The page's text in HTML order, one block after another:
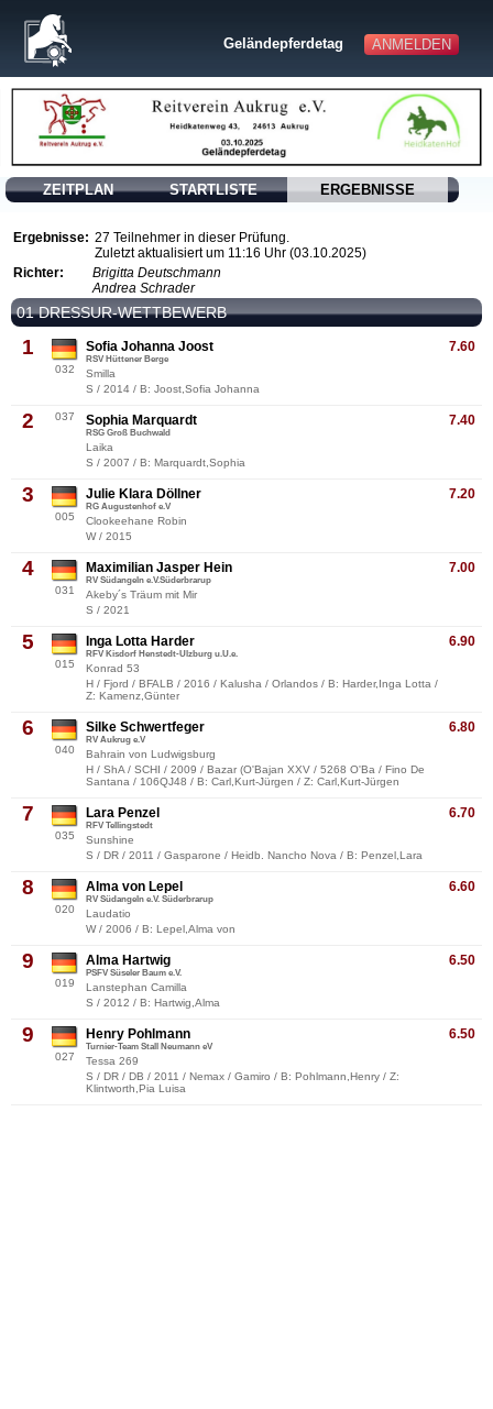
ANMELDEN
Geländepferdetag
ZEITPLAN STARTLISTE ERGEBNISSE
Ergebnisse: 27 Teilnehmer in dieser Prüfung.
Zuletzt aktualisiert um 11:16 Uhr (03.10.2025)
Richter:
Brigitta Deutschmann
Andrea Schrader
01 DRESSUR-WETTBEWERB
1
032
7.60
Sofia Johanna Joost
RSV Hüttener Berge
Smilla
S / 2014 / B: Joost,Sofia Johanna
2 037 7.40
Sophia Marquardt
RSG Groß Buchwald
Laika
S / 2007 / B: Marquardt,Sophia
3
005
7.20
Julie Klara Döllner
RG Augustenhof e.V
Clookeehane Robin
W / 2015
4
031
7.00
Maximilian Jasper Hein
RV Südangeln e.V.Süderbrarup
Akeby´s Träum mit Mir
S / 2021
5
015
6.90
Inga Lotta Harder
RFV Kisdorf Henstedt-Ulzburg u.U.e.
Konrad 53
H / Fjord / BFALB / 2016 / Kalusha / Orlandos / B: Harder,Inga Lotta /
Z: Kamenz,Günter
6
040
6.80
Silke Schwertfeger
RV Aukrug e.V
Bahrain von Ludwigsburg
H / ShA / SCHI / 2009 / Bazar (O'Bajan XXV / 5268 O'Ba / Fino De
Santana / 106QJ48 / B: Carl,Kurt-Jürgen / Z: Carl,Kurt-Jürgen
7
035
6.70
Lara Penzel
RFV Tellingstedt
Sunshine
S / DR / 2011 / Gasparone / Heidb. Nancho Nova / B: Penzel,Lara
8
020
6.60
Alma von Lepel
RV Südangeln e.V. Süderbrarup
Laudatio
W / 2006 / B: Lepel,Alma von
9
019
6.50
Alma Hartwig
PSFV Süseler Baum e.V.
Lanstephan Camilla
S / 2012 / B: Hartwig,Alma
9
027
6.50
Henry Pohlmann
Turnier-Team Stall Neumann eV
Tessa 269
S / DR / DB / 2011 / Nemax / Gamiro / B: Pohlmann,Henry / Z:
Klintworth,Pia Luisa